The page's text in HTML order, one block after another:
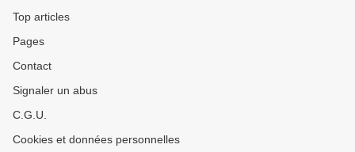
Top articles
Pages
Contact
Signaler un abus
C.G.U.
Cookies et données personnelles